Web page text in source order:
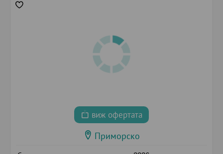
виж офертата
Приморско